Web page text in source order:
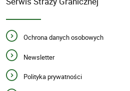
Ochrona danych osobowych
Newsletter
Polityka prywatności